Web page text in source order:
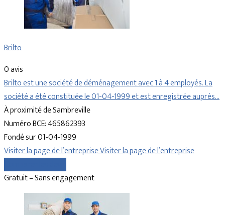
Brilto
0 avis
Brilto est une société de déménagement avec 1 à 4 employés. La
société a été constituée le 01-04-1999 et est enregistrée auprès…
À proximité de Sambreville
Numéro BCE: 465862393
Fondé sur 01-04-1999
Visiter la page de l’entrepriseVisiter la page de l’entreprise
Gratuit – Sans engagement